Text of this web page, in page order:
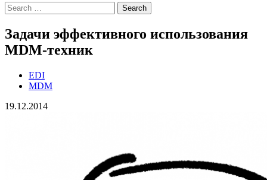
Задачи эффективного использования
MDM-техник
EDI
MDM
19.12.2014